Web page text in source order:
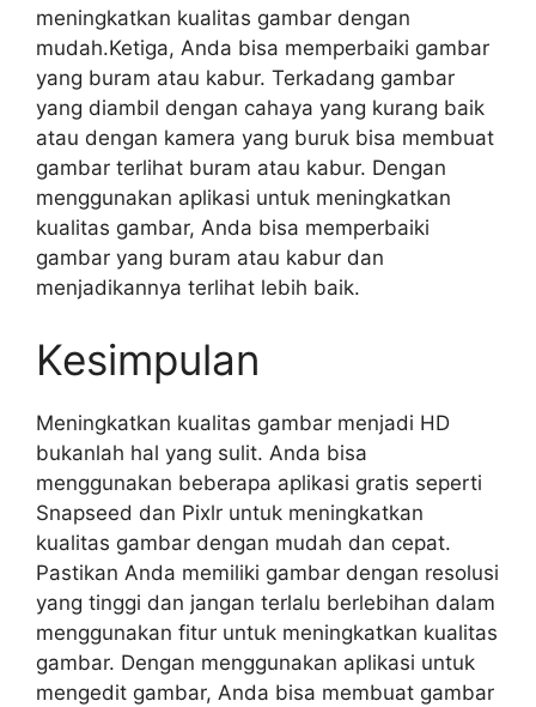
meningkatkan kualitas gambar dengan
mudah.Ketiga, Anda bisa memperbaiki gambar
yang buram atau kabur. Terkadang gambar
yang diambil dengan cahaya yang kurang baik
atau dengan kamera yang buruk bisa membuat
gambar terlihat buram atau kabur. Dengan
menggunakan aplikasi untuk meningkatkan
kualitas gambar, Anda bisa memperbaiki
gambar yang buram atau kabur dan
menjadikannya terlihat lebih baik.
Kesimpulan
Meningkatkan kualitas gambar menjadi HD
bukanlah hal yang sulit. Anda bisa
menggunakan beberapa aplikasi gratis seperti
Snapseed dan Pixlr untuk meningkatkan
kualitas gambar dengan mudah dan cepat.
Pastikan Anda memiliki gambar dengan resolusi
yang tinggi dan jangan terlalu berlebihan dalam
menggunakan fitur untuk meningkatkan kualitas
gambar. Dengan menggunakan aplikasi untuk
mengedit gambar, Anda bisa membuat gambar